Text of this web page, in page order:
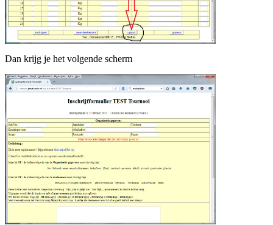
Dan krijg je het volgende scherm